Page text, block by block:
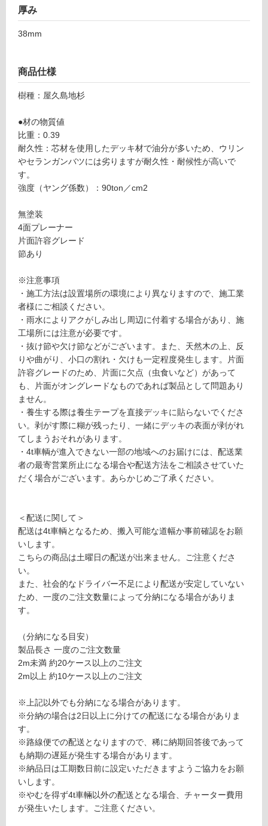
要確認
フ
ー
ン
グ
音・床暖
対
て
い
る
対
応
し
て
い
る
制
限
あ
り
の
為
が
必
※
品
仕
を
ご
確
認
だ
さ
対
応
し
い
な
厚み
38mm
商品仕様
樹種：屋久島地杉
●材の物質値
比重：0.39
耐久性：芯材を使用したデッキ材で油分が多いため、ウリン
やセランガンバツには劣りますが耐久性・耐候性が高いで
す。
強度（ヤング係数）：90ton／cm2
無塗装
4面プレーナー
片面許容グレード
節あり
※注意事項
・施工方法は設置場所の環境により異なりますので、施工業
者様にご相談ください。
・雨水によりアクがしみ出し周辺に付着する場合があり、施
工場所には注意が必要です。
・抜け節や欠け節などがございます。また、天然木の上、反
りや曲がり、小口の割れ・欠けも一定程度発生します。片面
許容グレードのため、片面に欠点（虫食いなど）があって
も、片面がオングレードなものであれば製品として問題あり
ません。
・養生する際は養生テープを直接デッキに貼らないでくださ
い。剥がす際に糊が残ったり、一緒にデッキの表面が剥がれ
てしまうおそれがあります。
・4t車輌が進入できない一部の地域へのお届けには、配送業
者の最寄営業所止になる場合や配送方法をご相談させていた
だく場合がございます。あらかじめご了承ください。
＜配送に関して＞
配送は4t車輌となるため、搬入可能な道幅か事前確認をお願
いします。
こちらの商品は土曜日の配送が出来ません。ご注意くださ
い。
また、社会的なドライバー不足により配送が安定していない
ため、一度のご注文数量によって分納になる場合がありま
す。
（分納になる目安）
製品長さ 一度のご注文数量
2m未満 約20ケース以上のご注文
2m以上 約10ケース以上のご注文
※上記以外でも分納になる場合があります。
※分納の場合は2日以上に分けての配送になる場合がありま
す。
※路線便での配送となりますので、稀に納期回答後であって
も納期の遅延が発生する場合があります。
※納品日は工期数日前に設定いただきますようご協力をお願
いします。
※やむを得ず4t車輛以外の配送となる場合、チャーター費用
が発生いたします。ご注意ください。